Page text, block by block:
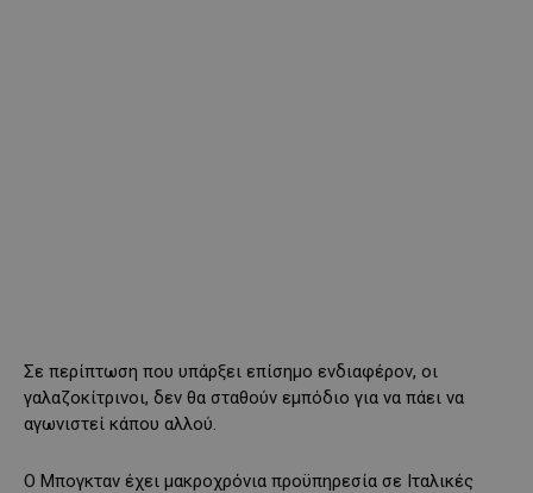
Σε περίπτωση που υπάρξει επίσημο ενδιαφέρον, οι
γαλαζοκίτρινοι, δεν θα σταθούν εμπόδιο για να πάει να
αγωνιστεί κάπου αλλού.
O Mπογκταν έχει μακροχρόνια προϋπηρεσία σε Ιταλικές